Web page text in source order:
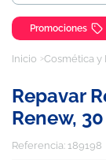
Promociones
Inicio Cosmética y
Repavar
Renew,
Referencia: 189198